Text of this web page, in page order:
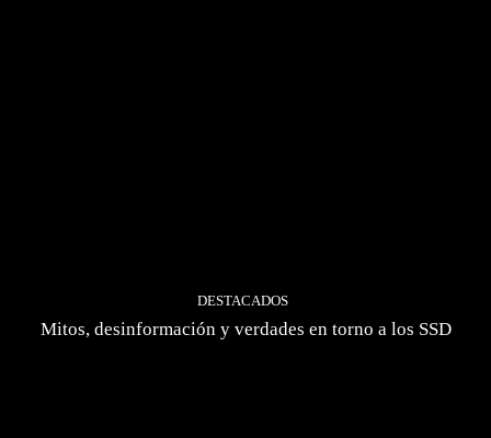
DESTACADOS
Mitos, desinformación y verdades en torno a los SSD